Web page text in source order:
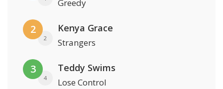
Greedy
2
2
Kenya Grace
Strangers
3
4
Teddy Swims
Lose Control